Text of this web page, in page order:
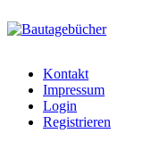
bautagebuch-
liste.de
Kontakt
Impressum
Login
Registrieren